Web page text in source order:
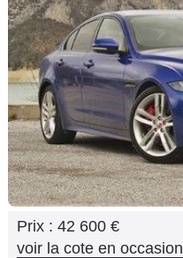
Utilitaires
Flottes
Auto
Services
Forum
Moto
Prix : 42 600 €
voir la cote en occasion